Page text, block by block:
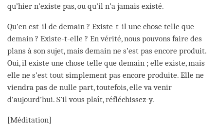
qu’hier n’existe pas, ou qu’il n’a jamais existé.
Qu’en est-il de demain ? Existe-t-il une chose telle que
demain ? Existe-t-elle ? En vérité, nous pouvons faire des
plans à son sujet, mais demain ne s’est pas encore produit.
Oui, il existe une chose telle que demain ; elle existe, mais
elle ne s’est tout simplement pas encore produite. Elle ne
viendra pas de nulle part, toutefois, elle va venir
d’aujourd’hui. S’il vous plaît, réfléchissez-y.
[Méditation]